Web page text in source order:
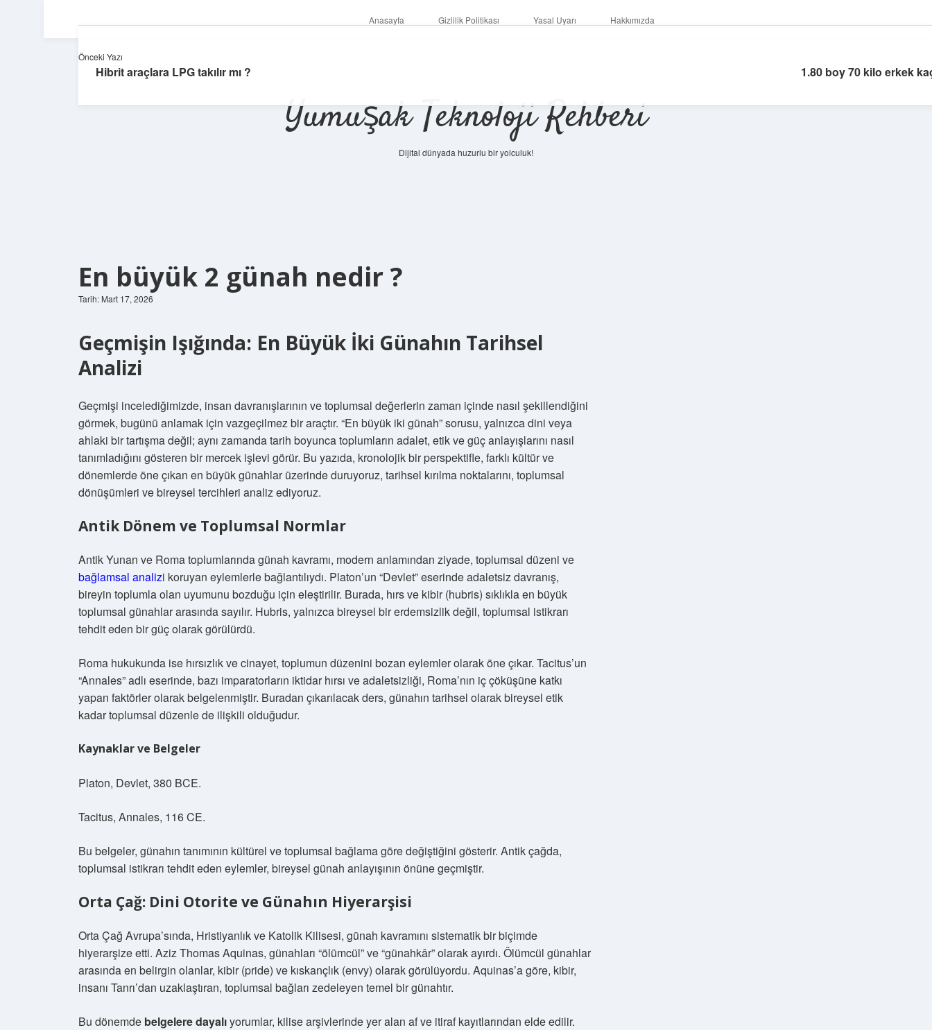
Anasayfa Gizlilik Politikası Yasal Uyarı Hakkımızda
Yumuşak Teknoloji Rehberi
Dijital dünyada huzurlu bir yolculuk!
En büyük 2 günah nedir ?
Tarih: Mart 17, 2026
Geçmişin Işığında: En Büyük İki Günahın Tarihsel
Analizi
Geçmişi incelediğimizde, insan davranışlarının ve toplumsal değerlerin zaman içinde nasıl şekillendiğini
görmek, bugünü anlamak için vazgeçilmez bir araçtır. “En büyük iki günah” sorusu, yalnızca dini veya
ahlaki bir tartışma değil; aynı zamanda tarih boyunca toplumların adalet, etik ve güç anlayışlarını nasıl
tanımladığını gösteren bir mercek işlevi görür. Bu yazıda, kronolojik bir perspektifle, farklı kültür ve
dönemlerde öne çıkan en büyük günahlar üzerinde duruyoruz, tarihsel kırılma noktalarını, toplumsal
dönüşümleri ve bireysel tercihleri analiz ediyoruz.
Antik Dönem ve Toplumsal Normlar
Antik Yunan ve Roma toplumlarında günah kavramı, modern anlamından ziyade, toplumsal düzeni ve
bağlamsal analizi koruyan eylemlerle bağlantılıydı. Platon’un “Devlet” eserinde adaletsiz davranış,
bireyin toplumla olan uyumunu bozduğu için eleştirilir. Burada, hırs ve kibir (hubris) sıklıkla en büyük
toplumsal günahlar arasında sayılır. Hubris, yalnızca bireysel bir erdemsizlik değil, toplumsal istikrarı
tehdit eden bir güç olarak görülürdü.
Roma hukukunda ise hırsızlık ve cinayet, toplumun düzenini bozan eylemler olarak öne çıkar. Tacitus’un
“Annales” adlı eserinde, bazı imparatorların iktidar hırsı ve adaletsizliği, Roma’nın iç çöküşüne katkı
yapan faktörler olarak belgelenmiştir. Buradan çıkarılacak ders, günahın tarihsel olarak bireysel etik
kadar toplumsal düzenle de ilişkili olduğudur.
Kaynaklar ve Belgeler
Platon, Devlet, 380 BCE.
Tacitus, Annales, 116 CE.
Bu belgeler, günahın tanımının kültürel ve toplumsal bağlama göre değiştiğini gösterir. Antik çağda,
toplumsal istikrarı tehdit eden eylemler, bireysel günah anlayışının önüne geçmiştir.
Orta Çağ: Dini Otorite ve Günahın Hiyerarşisi
Orta Çağ Avrupa’sında, Hristiyanlık ve Katolik Kilisesi, günah kavramını sistematik bir biçimde
hiyerarşize etti. Aziz Thomas Aquinas, günahları “ölümcül” ve “günahkâr” olarak ayırdı. Ölümcül günahlar
arasında en belirgin olanlar, kibir (pride) ve kıskançlık (envy) olarak görülüyordu. Aquinas’a göre, kibir,
insanı Tanrı’dan uzaklaştıran, toplumsal bağları zedeleyen temel bir günahtır.
Bu dönemde belgelere dayalıyorumlar, kilise arşivlerinde yer alan af ve itiraf kayıtlarından elde edilir.
Önceki Yazı
Hibrit araçlara LPG takılır mı ? 1.80 boy 70 kilo erkek